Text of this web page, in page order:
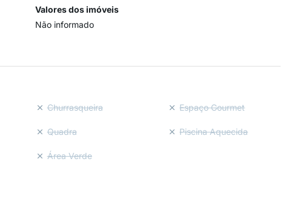
Valores dos imóveis
Não informado
Churrasqueira Espaço Gourmet
Quadra Piscina Aquecida
Área Verde